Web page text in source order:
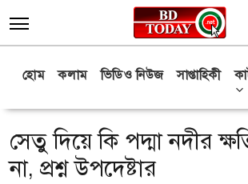
হোম কলাম ভিডিও নিউজ সাপ্তাহিকী
সেতু দিয়ে কি পদ্মা নদীর
না, প্রশ্ন উপদেষ্টার